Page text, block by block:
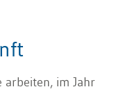
arbeiten, im Jahr